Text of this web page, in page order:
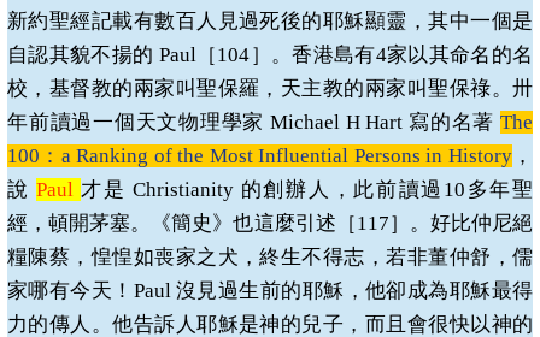
新約聖經記載有數百人見過死後的耶穌顯靈，其中一個是
自認其貌不揚的 Paul［104］。香港島有4家以其命名的名
校，基督教的兩家叫聖保羅，天主教的兩家叫聖保祿。卅
年前讀過一個天文物理學家 Michael H Hart 寫的名著The
100 ： a Ranking of the Most Influential Persons in History，
說Paul才是Christianity 的創辦人，此前讀過 10 多年聖
經，頓開茅塞。《簡史》也這麼引述［117］。好比仲尼絕
糧陳蔡，惶惶如喪家之犬，終生不得志，若非董仲舒，儒
家哪有今天！ Paul沒見過生前的耶穌，他卻成為耶穌最得
力的傳人。他告訴人耶穌是神的兒子，而且會很快以神的